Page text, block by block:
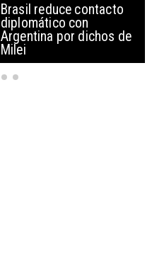
China restringe
exportación de drones a
EEUU y sanciona
empresas